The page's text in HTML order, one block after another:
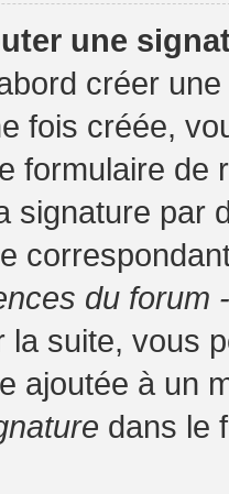
une
créer
fois créée,
formulaire de
signature par
du forum
la suite, vous
ajoutée à un
dans le